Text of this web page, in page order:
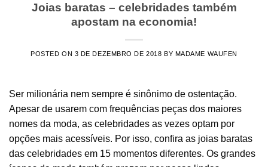
Joias baratas – celebridades também
apostam na economia!
POSTED ON 3 DE DEZEMBRO DE 2018 BY MADAME WAUFEN
Ser milionária nem sempre é sinônimo de ostentação.
Apesar de usarem com frequências peças dos maiores
nomes da moda, as celebridades as vezes optam por
opções mais acessíveis. Por isso, confira as joias baratas
das celebridades em 15 momentos diferentes. Os grandes